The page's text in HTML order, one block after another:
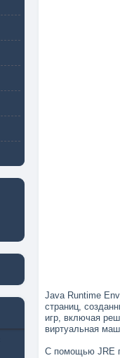
Java Runtime
страниц,
игр, включая
виртуальная
С помощью JRE